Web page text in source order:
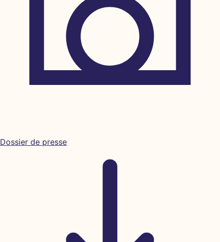
Dossier de presse